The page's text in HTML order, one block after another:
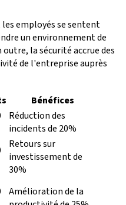
employés se sentent
un environnement de
la sécurité accrue des
de l'entreprise auprès
Bénéfices
Réduction des
incidents de 20%
Retours sur
investissement de
30%
Amélioration de la